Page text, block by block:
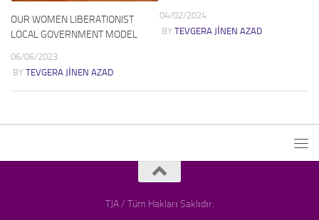
OUR WOMEN LIBERATIONIST
LOCAL GOVERNMENT MODEL
06/06/2023
BY TEVGERA JINEN AZAD
04/02/2024
BY TEVGERA JINEN AZAD
TJA / Tüm Hakları Saklıdır.